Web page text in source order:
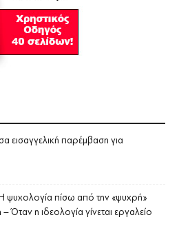
εισαγγελική παρέμβαση για
ψυχολογία πίσω από την «ψυχρή»
η ιδεολογία γίνεται εργαλείο